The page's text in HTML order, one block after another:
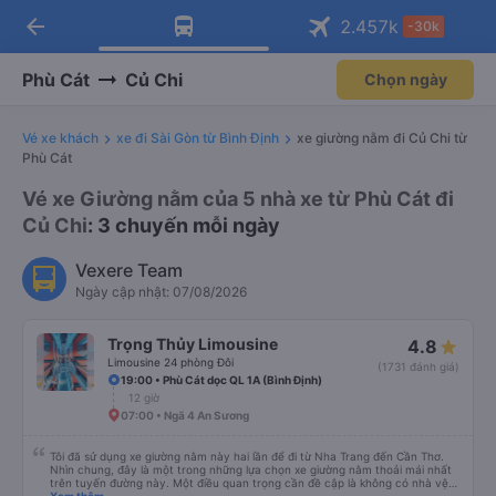
Tải app Vexere ngay!
Nhận ưu đãi thành viên độc
Mở app
Tải app Vexere
-30k/ghế khi đặt vé máy bay qua
Mở app
arrow_back 2.457k -30k
Phù Cát Củ Chi Chọn ngày
Vé xe khách xe đi Sài Gòn từ Bình Định
xe giường nằm đi Củ Chi từ
Phù Cát
Vé xe Giường nằm của 5 nhà xe từ Phù Cát đi
Củ Chi: 3 chuyến mỗi ngày
Vexere Team
Ngày cập nhật: 07/08/2026
Trọng Thủy Limousine
Limousine 24 phòng Đôi
4.8
(1731 đánh giá)
19:00 • Phù Cát dọc QL 1A (Bình Định)
12 giờ
07:00 • Ngã 4 An Sương
Tôi đã sử dụng xe giường nằm này hai lần để đi từ Nha Trang đến Cần Thơ.
Nhìn chung, đây là một trong những lựa chọn xe giường nằm thoải mái nhất
trên tuyến đường này. Một điều quan trọng cần đề cập là không có nhà vệ